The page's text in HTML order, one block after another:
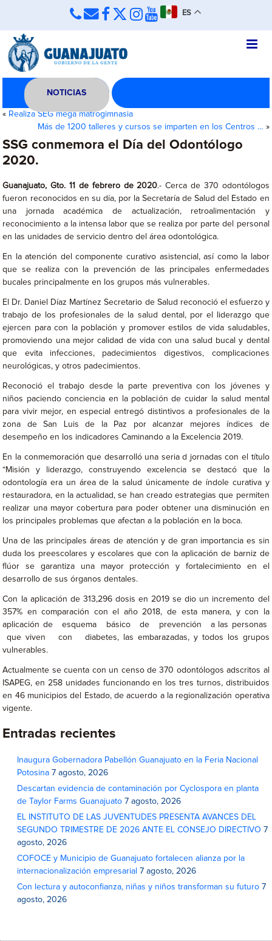
ES
NOTICIAS
« Realiza SEG mega matrogimnasia
Más de 1200 talleres y cursos se imparten en los Centros … »
SSG conmemora el Día del Odontólogo
2020.
Guanajuato, Gto. 11 de febrero de 2020.- Cerca de 370 odontólogos
fueron reconocidos en su día, por la Secretaría de Salud del Estado en
una jornada académica de actualización, retroalimentación y
reconocimiento a la intensa labor que se realiza por parte del personal
en las unidades de servicio dentro del área odontológica.
En la atención del componente curativo asistencial, así como la labor
que se realiza con la prevención de las principales enfermedades
bucales principalmente en los grupos más vulnerables.
El Dr. Daniel Díaz Martínez Secretario de Salud reconoció el esfuerzo y
trabajo de los profesionales de la salud dental, por el liderazgo que
ejercen para con la población y promover estilos de vida saludables,
promoviendo una mejor calidad de vida con una salud bucal y dental
que evita infecciones, padecimientos digestivos, complicaciones
neurológicas, y otros padecimientos.
Reconoció el trabajo desde la parte preventiva con los jóvenes y
niños paciendo conciencia en la población de cuidar la salud mental
para vivir mejor, en especial entregó distintivos a profesionales de la
zona de San Luis de la Paz por alcanzar mejores índices de
desempeño en los indicadores Caminando a la Excelencia 2019.
En la conmemoración que desarrolló una seria d jornadas con el título
“Misión y liderazgo, construyendo excelencia se destacó que la
odontología era un área de la salud únicamente de índole curativa y
restauradora, en la actualidad, se han creado estrategias que permiten
realizar una mayor cobertura para poder obtener una disminución en
los principales problemas que afectan a la población en la boca.
Una de las principales áreas de atención y de gran importancia es sin
duda los preescolares y escolares que con la aplicación de barniz de
flúor se garantiza una mayor protección y fortalecimiento en el
desarrollo de sus órganos dentales.
Con la aplicación de 313,296 dosis en 2019 se dio un incremento del
357% en comparación con el año 2018, de esta manera, y con la
aplicación de esquema básico de prevención a las personas
que viven con diabetes, las embarazadas, y todos los grupos
vulnerables.
Actualmente se cuenta con un censo de 370 odontólogos adscritos al
ISAPEG, en 258 unidades funcionando en los tres turnos, distribuidos
en 46 municipios del Estado, de acuerdo a la regionalización operativa
vigente.
Entradas recientes
Inaugura Gobernadora Pabellón Guanajuato en la Feria Nacional
Potosina 7 agosto, 2026
Descartan evidencia de contaminación por Cyclospora en planta
de Taylor Farms Guanajuato 7 agosto, 2026
EL INSTITUTO DE LAS JUVENTUDES PRESENTA AVANCES DEL
SEGUNDO TRIMESTRE DE 2026 ANTE EL CONSEJO DIRECTIVO 7
agosto, 2026
COFOCE y Municipio de Guanajuato fortalecen alianza por la
internacionalización empresarial 7 agosto, 2026
Con lectura y autoconfianza, niñas y niños transforman su futuro 7
agosto, 2026